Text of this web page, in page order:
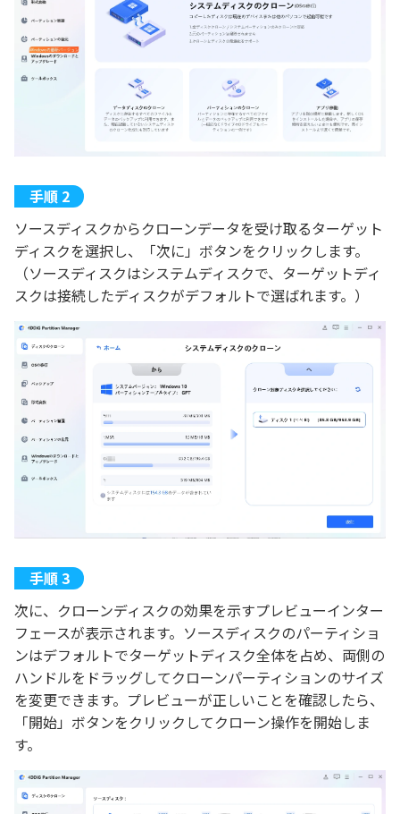
ソースディスクからクローンデータを受け取るターゲット
ディスクを選択し、「次に」ボタンをクリックします。
（ソースディスクはシステムディスクで、ターゲットディ
スクは接続したディスクがデフォルトで選ばれます。）
次に、クローンディスクの効果を示すプレビューインター
フェースが表示されます。ソースディスクのパーティショ
ンはデフォルトでターゲットディスク全体を占め、両側の
ハンドルをドラッグしてクローンパーティションのサイズ
を変更できます。プレビューが正しいことを確認したら、
「開始」ボタンをクリックしてクローン操作を開始しま
す。